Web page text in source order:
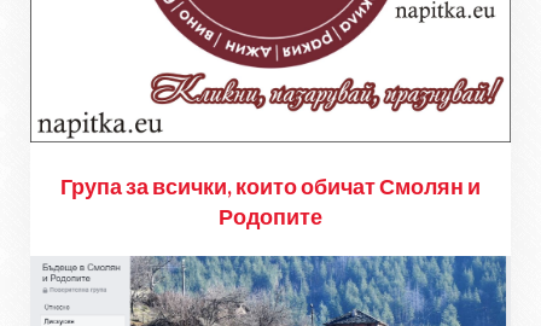
Група за всички, които обичат Смолян и
Родопите